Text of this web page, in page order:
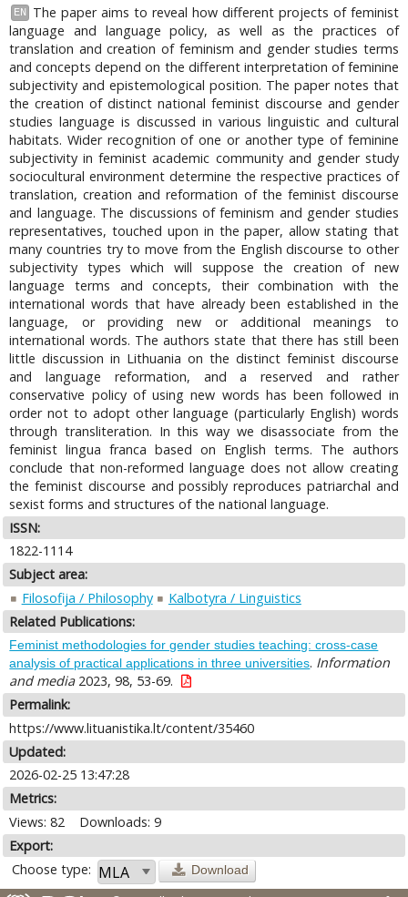
EN
The paper aims to reveal how different projects of feminist
language and language policy, as well as the practices of
translation and creation of feminism and gender studies terms
and concepts depend on the different interpretation of feminine
subjectivity and epistemological position. The paper notes that
the creation of distinct national feminist discourse and gender
studies language is discussed in various linguistic and cultural
habitats. Wider recognition of one or another type of feminine
subjectivity in feminist academic community and gender study
sociocultural environment determine the respective practices of
translation, creation and reformation of the feminist discourse
and language. The discussions of feminism and gender studies
representatives, touched upon in the paper, allow stating that
many countries try to move from the English discourse to other
subjectivity types which will suppose the creation of new
language terms and concepts, their combination with the
international words that have already been established in the
language, or providing new or additional meanings to
international words. The authors state that there has still been
little discussion in Lithuania on the distinct feminist discourse
and language reformation, and a reserved and rather
conservative policy of using new words has been followed in
order not to adopt other language (particularly English) words
through transliteration. In this way we disassociate from the
feminist lingua franca based on English terms. The authors
conclude that non-reformed language does not allow creating
the feminist discourse and possibly reproduces patriarchal and
sexist forms and structures of the national language.
ISSN:
1822-1114
Subject area:
Filosofija / Philosophy
Kalbotyra / Linguistics
Related Publications:
Feminist methodologies for gender studies teaching: cross-case
analysis of practical applications in three universities. Information
and media2023, 98, 53-69.
Permalink:
https://www.lituanistika.lt/content/35460
Updated:
2026-02-25 13:47:28
Metrics:
Views: 82
Downloads: 9
Export:
Choose type:
Download